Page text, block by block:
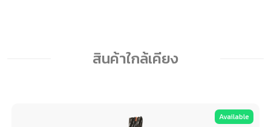
สินค้าใกล้เคียง
Available